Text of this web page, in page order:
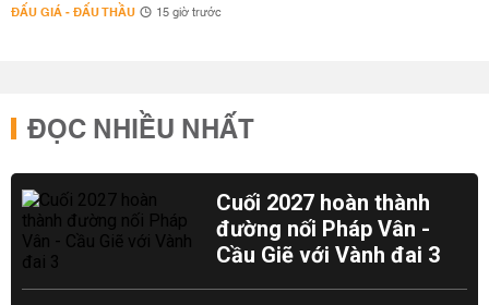
ĐẤU GIÁ - ĐẤU THẦU 15 giờ trước
ĐỌC NHIỀU NHẤT
Cuối 2027 hoàn thành
đường nối Pháp Vân -
Cầu Giẽ với Vành đai 3